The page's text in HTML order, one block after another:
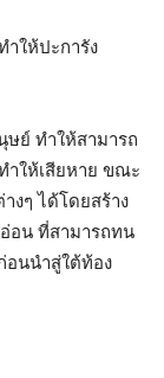
ำให้ปะการัง
ย์ ทำให้สามารถ
ำให้เสียหาย ขณะ
งๆ ได้โดยสร้าง
อน ที่สามารถทน
อนนำสู่ใต้ท้อง